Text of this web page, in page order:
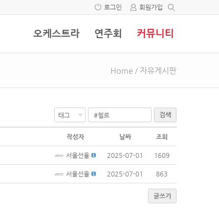
로그인 회원가입
오케스트라 연주회 커뮤니티
Home / 자유게시판
검색
작성자 날짜 조회
서울선율 2025-07-01 1609
서울선율 2025-07-01 863
글쓰기